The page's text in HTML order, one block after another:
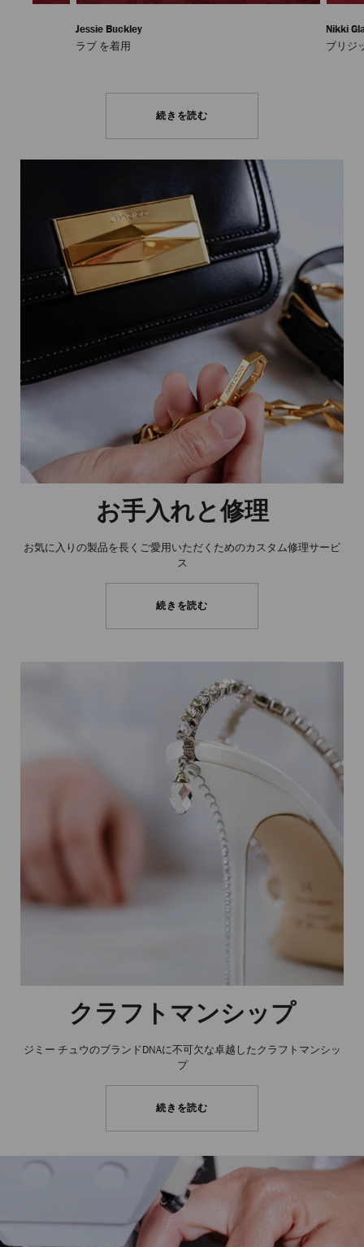
Jessie Buckley
ラブ を着用
Nikki
ブリジ
続きを読む
お手入れと修理
お気に入りの製品を長くご愛用いただくためのカスタム修理サービ
ス
続きを読む
クラフトマンシップ
ジミー チュウのブランドDNAに不可欠な卓越したクラフトマンシッ
プ
続きを読む